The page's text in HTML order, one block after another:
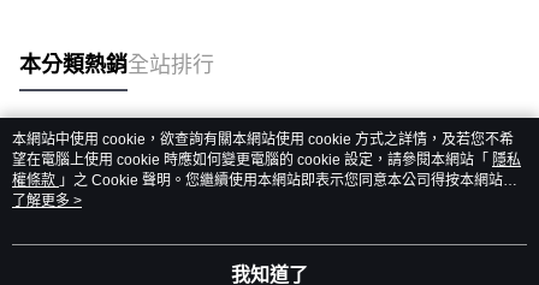
本分類熱銷全站排行
熱門標籤
本網站中使用 cookie，欲查詢有關本網站使用 cookie 方式之詳情，及若您不希
望在電腦上使用 cookie 時應如何變更電腦的 cookie 設定，請參閱本網站「 隱私
權條款 」之 Cookie 聲明。您繼續使用本網站即表示您同意本公司得按本網站使
用條款之 Cookie 聲明使用 cookie。
了解更多 >
我知道了